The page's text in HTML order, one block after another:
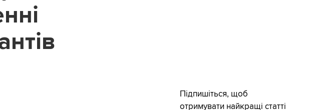
Підпишіться, щоб
отримувати найкращі статті